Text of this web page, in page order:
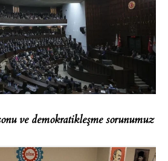
ve demokratikleşme sorunumuz